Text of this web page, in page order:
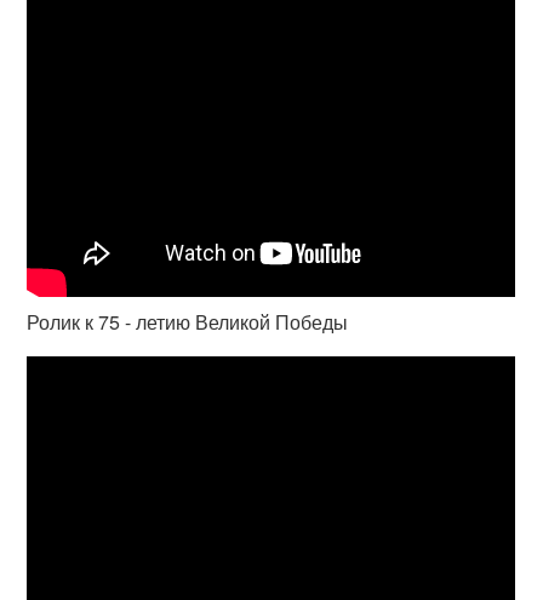
Ролик к 75 - летию Великой Победы